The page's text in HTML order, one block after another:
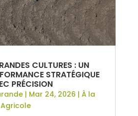
CULTURES : UN
STRATÉGIQUE
PRÉCISION
| Mar 24, 2026 | À la
Agricole